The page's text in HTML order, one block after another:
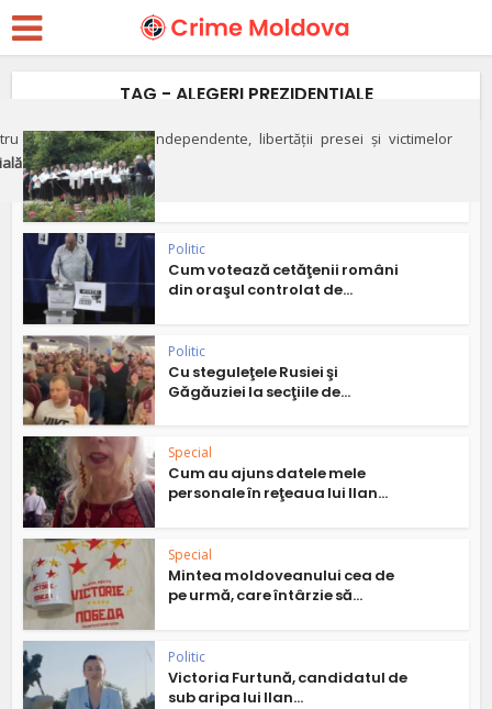
apărarea justiției independente, libertății presei și victimelor
TAG - ALEGERI PREZIDENTIALE
Politic
Politic
Cum votează cetăţenii români
din oraşul controlat de...
Politic
Cu steguleţele Rusiei şi
Găgăuziei la secţiile de...
Special
Cum au ajuns datele mele
personale în reţeaua lui Ilan...
Special
Mintea moldoveanului cea de
pe urmă, care întârzie să...
Politic
Victoria Furtună, candidatul de
sub aripa lui Ilan...